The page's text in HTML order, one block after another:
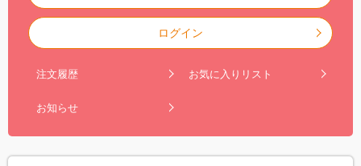
ログイン
注文履歴 お気に入りリスト
お知らせ